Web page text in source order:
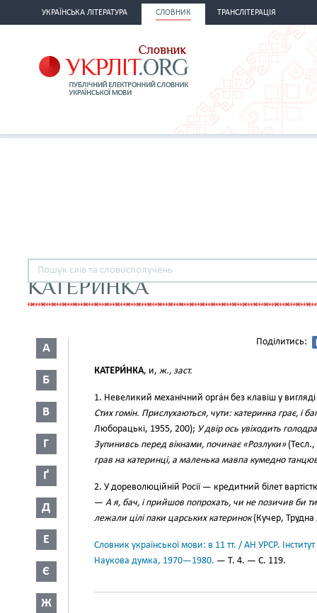
УКРАЇНСЬКА ЛІТЕРАТУРА СЛОВНИК ТРАНСЛІТЕРАЦІЯ
КАТЕРИНКА
А
Б
В
Г
Ґ
Д
Е
Є
Ж
Поділитись:
КАТЕРИ́НКА, и, ж., заст.
1. Невеликий механічний орга́н без клавіш у
Стих гомін. Прислухаються, чути: катеринка грає, і
Люборацькі, 1955, 200); У двір ось увіходить
Зупинивсь перед вікнами, починає «Розлуки»(Тесл.,
грав на катеринці, а маленька мавпа кумедно
2. У дореволюційній Росії — кредитний білет
— А я, бач, і прийшов попрохать, чи не позичив би ти
лежали цілі паки царських катеринок(Кучер,
Словник української мови: в 11 тт. / АН УРСР.
Наукова думка, 1970—1980. — Т. 4. — С. 119.